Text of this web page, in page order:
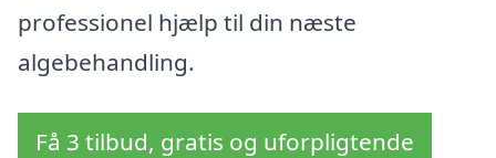
professionel hjælp til din næste
algebehandling.
Få 3 tilbud, gratis og uforpligtende